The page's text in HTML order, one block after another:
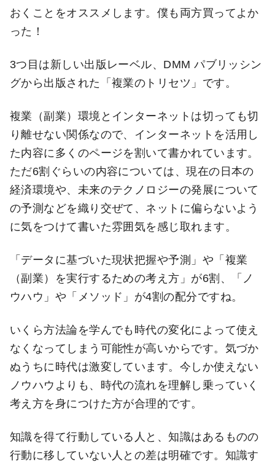
おくことをオススメします。僕も両方買ってよか
った！
3つ目は新しい出版レーベル、DMM パブリッシン
グから出版された「複業のトリセツ」です。
複業（副業）環境とインターネットは切っても切
り離せない関係なので、インターネットを活用し
た内容に多くのページを割いて書かれています。
ただ6割ぐらいの内容については、現在の日本の
経済環境や、未来のテクノロジーの発展について
の予測などを織り交ぜて、ネットに偏らないよう
に気をつけて書いた雰囲気を感じ取れます。
「データに基づいた現状把握や予測」や「複業
（副業）を実行するための考え方」が6割、「ノ
ウハウ」や「メソッド」が4割の配分ですね。
いくら方法論を学んでも時代の変化によって使え
なくなってしまう可能性が高いからです。気づか
ぬうちに時代は激変しています。今しか使えない
ノウハウよりも、時代の流れを理解し乗っていく
考え方を身につけた方が合理的です。
知識を得て行動している人と、知識はあるものの
行動に移していない人との差は明確です。知識す